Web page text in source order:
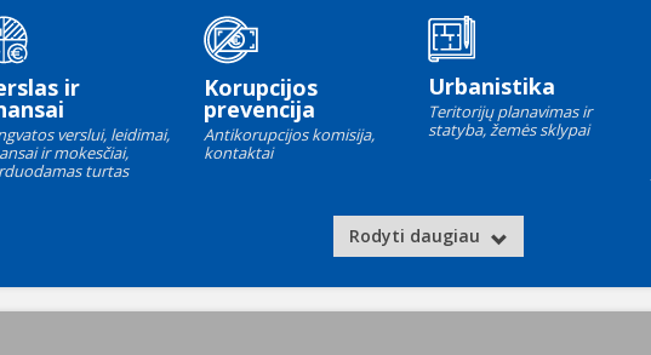
ir
verslui, leidimai,
ir mokesčiai,
turtas
Korupcijos
prevencija
Antikorupcijos komisija,
kontaktai
Urbanistika
Teritorijų planavimas ir
statyba, žemės sklypai
Rodyti daugiau